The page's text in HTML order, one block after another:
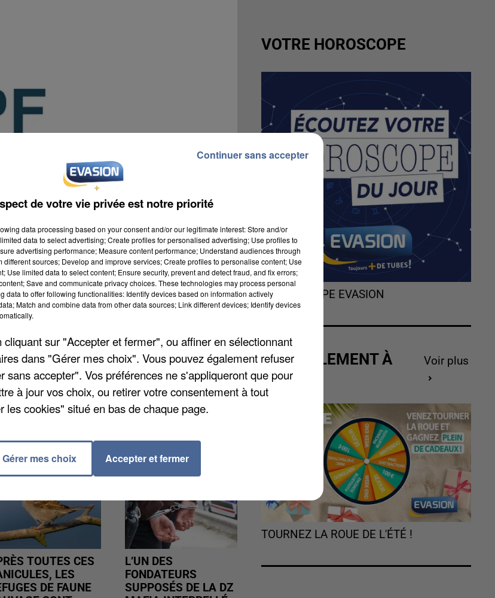
de plus de 5.000 habitants en Seine-et-
relateLe Parisien . Elle leur demande de
plus particulièrement dans les lieux
TOUTES CES
LES
DE FAUNE
L’UN DES
FONDATEURS
SUPPOSÉS DE LA DZ
VOTRE HOROSCOPE
L'HOROSCOPE EVASION
ACTUELLEMENT À
GAGNER
Voir plus
TOURNEZ LA ROUE DE L'ÉTÉ !
de votre vie privée est notre priorité
data processing based on your consent and/or our legitimate interest: Store and/or
data to select advertising; Create profiles for personalised advertising; Use profiles to
advertising performance; Measure content performance; Understand audiences through
different sources; Develop and improve services; Create profiles to personalise content; Use
Use limited data to select content; Ensure security, prevent and detect fraud, and fix errors;
Save and communicate privacy choices. These technologies may process personal
data to offer following functionalities: Identify devices based on information actively
Match and combine data from other data sources; Link different devices; Identify devices
sur "Accepter et fermer", ou affiner en sélectionnant
dans "Gérer mes choix". Vous pouvez également refuser
sans accepter". Vos préférences ne s'appliqueront que pour
à jour vos choix, ou retirer votre consentement à tout
les cookies" situé en bas de chaque page.
Gérer mes choix Accepter et fermer
Continuer sans accepter